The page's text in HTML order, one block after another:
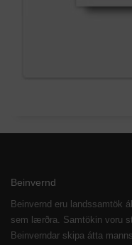
Beinvernd
Beinvernd eru landssamtök
sem lærðra. Samtökin voru
Beinverndar skipa átta